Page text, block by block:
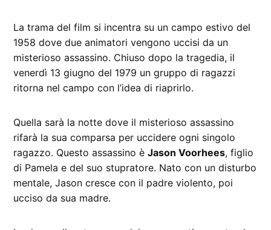
La trama del film si incentra su un campo estivo del
1958 dove due animatori vengono uccisi da un
misterioso assassino. Chiuso dopo la tragedia, il
venerdì 13 giugno del 1979 un gruppo di ragazzi
ritorna nel campo con l’idea di riaprirlo.
Quella sarà la notte dove il misterioso assassino
rifarà la sua comparsa per uccidere ogni singolo
ragazzo. Questo assassino èJason Voorhees, figlio
di Pamela e del suo stupratore. Nato con un disturbo
mentale, Jason cresce con il padre violento, poi
ucciso da sua madre.